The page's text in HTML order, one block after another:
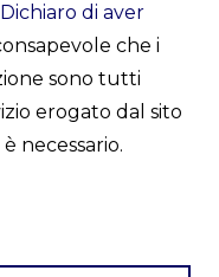
Dichiaro di aver
che i
sono tutti
erogato dal sito
necessario.